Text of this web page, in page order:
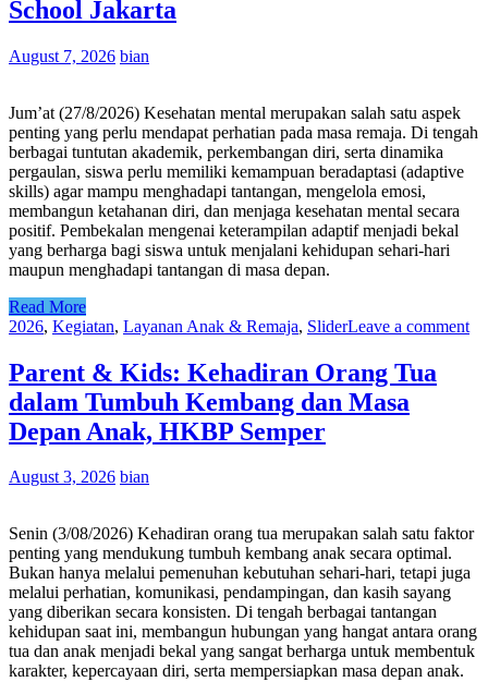
School Jakarta
August 7, 2026 bian
Jum’at (27/8/2026) Kesehatan mental merupakan salah satu aspek
penting yang perlu mendapat perhatian pada masa remaja. Di tengah
berbagai tuntutan akademik, perkembangan diri, serta dinamika
pergaulan, siswa perlu memiliki kemampuan beradaptasi (adaptive
skills) agar mampu menghadapi tantangan, mengelola emosi,
membangun ketahanan diri, dan menjaga kesehatan mental secara
positif. Pembekalan mengenai keterampilan adaptif menjadi bekal
yang berharga bagi siswa untuk menjalani kehidupan sehari-hari
maupun menghadapi tantangan di masa depan.
Read More
2026, Kegiatan, Layanan Anak & Remaja, SliderLeave a comment
Parent & Kids: Kehadiran Orang Tua
dalam Tumbuh Kembang dan Masa
Depan Anak, HKBP Semper
August 3, 2026 bian
Senin (3/08/2026) Kehadiran orang tua merupakan salah satu faktor
penting yang mendukung tumbuh kembang anak secara optimal.
Bukan hanya melalui pemenuhan kebutuhan sehari-hari, tetapi juga
melalui perhatian, komunikasi, pendampingan, dan kasih sayang
yang diberikan secara konsisten. Di tengah berbagai tantangan
kehidupan saat ini, membangun hubungan yang hangat antara orang
tua dan anak menjadi bekal yang sangat berharga untuk membentuk
karakter, kepercayaan diri, serta mempersiapkan masa depan anak.